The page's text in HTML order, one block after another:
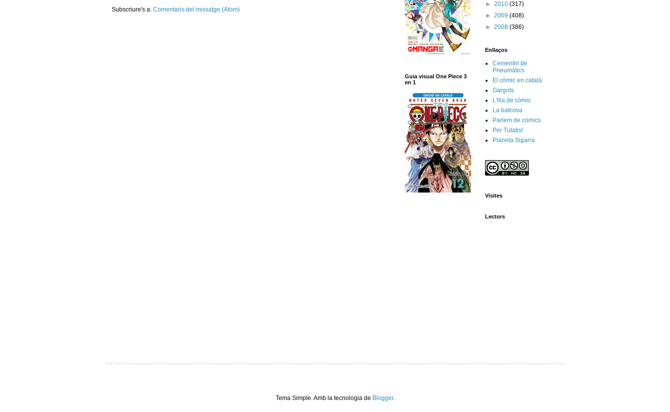
Subscriure's a: Comentaris del missatge (Atom)
Guia visual One Piece 3
en 1
► 2010 (317)
► 2009 (408)
► 2008 (386)
Enllaços
Cementiri de
Pneumàtics
El còmic en català
Gargots
L'illa de còmic
La batcova
Parlem de còmics
Per Tutatis!
Planeta Sigarra
Visites
Lectors
Tema Simple. Amb la tecnologia de Blogger.